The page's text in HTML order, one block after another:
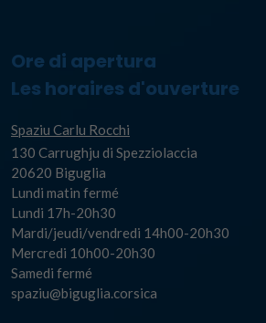
Ore di apertura
Les horaires d'ouverture
Spaziu Carlu Rocchi
130 Carrughju di Spezziolaccia
20620 Biguglia
Lundi matin fermé
Lundi 17h-20h30
Mardi/jeudi/vendredi 14h00-20h30
Mercredi 10h00-20h30
Samedi fermé
spaziu@biguglia.corsica